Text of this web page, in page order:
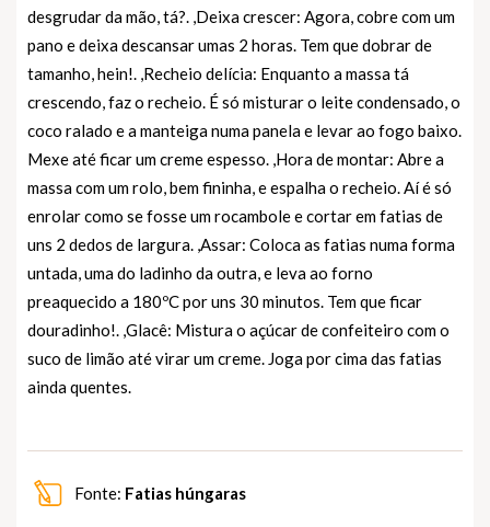
desgrudar da mão, tá?. ,Deixa crescer: Agora, cobre com um
pano e deixa descansar umas 2 horas. Tem que dobrar de
tamanho, hein!. ,Recheio delícia: Enquanto a massa tá
crescendo, faz o recheio. É só misturar o leite condensado, o
coco ralado e a manteiga numa panela e levar ao fogo baixo.
Mexe até ficar um creme espesso. ,Hora de montar: Abre a
massa com um rolo, bem fininha, e espalha o recheio. Aí é só
enrolar como se fosse um rocambole e cortar em fatias de
uns 2 dedos de largura. ,Assar: Coloca as fatias numa forma
untada, uma do ladinho da outra, e leva ao forno
preaquecido a 180ºC por uns 30 minutos. Tem que ficar
douradinho!. ,Glacê: Mistura o açúcar de confeiteiro com o
suco de limão até virar um creme. Joga por cima das fatias
ainda quentes.
Fonte: Fatias húngaras